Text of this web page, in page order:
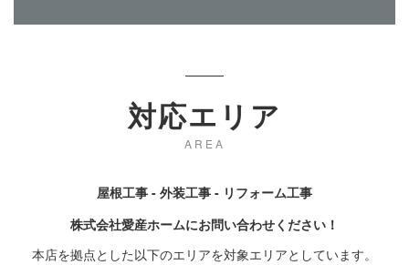
対応エリア
AREA
屋根工事 - 外装工事 - リフォーム工事
株式会社愛産ホームにお問い合わせください！
本店を拠点とした以下のエリアを対象エリアとしています。